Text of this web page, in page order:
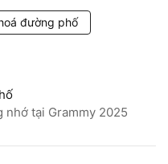
đường phố
nhớ tại Grammy 2025